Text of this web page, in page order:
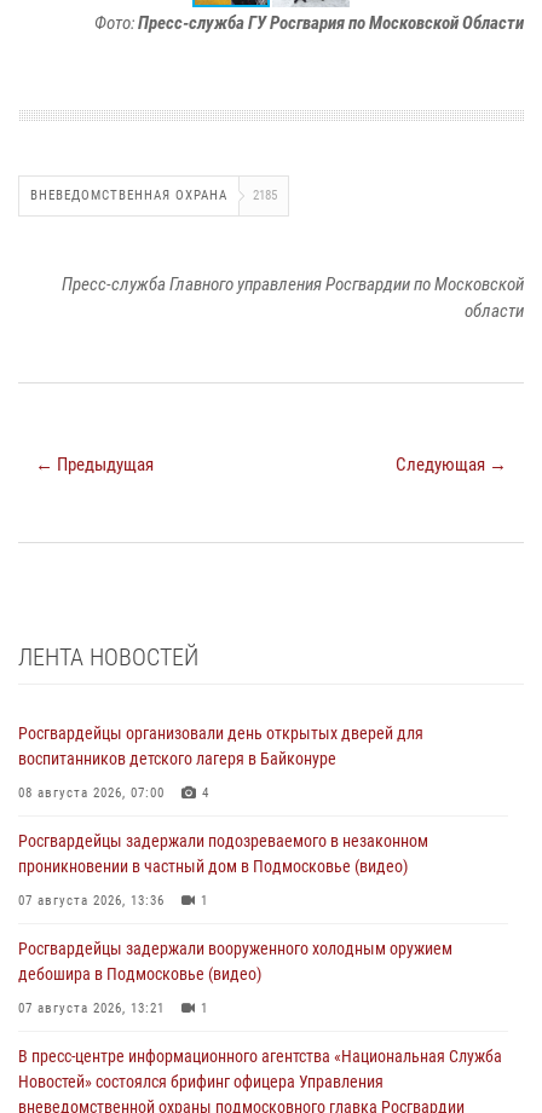
Фото:Пресс-служба ГУ Росгвария по Московской Области
ВНЕВЕДОМСТВЕННАЯ ОХРАНА 2185
Пресс-служба Главного управления Росгвардии по Московской
области
← Предыдущая Следующая →
ЛЕНТА НОВОСТЕЙ
Росгвардейцы организовали день открытых дверей для
воспитанников детского лагеря в Байконуре
08 августа 2026, 07:00 4
Росгвардейцы задержали подозреваемого в незаконном
проникновении в частный дом в Подмосковье (видео)
07 августа 2026, 13:36 1
Росгвардейцы задержали вооруженного холодным оружием
дебошира в Подмосковье (видео)
07 августа 2026, 13:21 1
В пресс-центре информационного агентства «Национальная Служба
Новостей» состоялся брифинг офицера Управления
вневедомственной охраны подмосковного главка Росгвардии